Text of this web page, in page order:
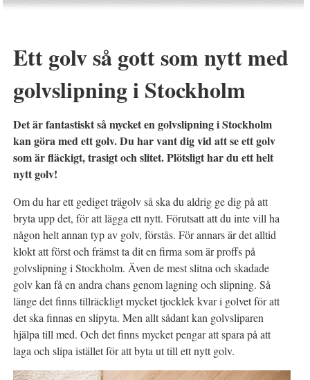
Ett golv så gott som nytt med
golvslipning i Stockholm
Det är fantastiskt så mycket en golvslipning i Stockholm
kan göra med ett golv. Du har vant dig vid att se ett golv
som är fläckigt, trasigt och slitet. Plötsligt har du ett helt
nytt golv!
Om du har ett gediget trägolv så ska du aldrig ge dig på att
bryta upp det, för att lägga ett nytt. Förutsatt att du inte vill ha
någon helt annan typ av golv, förstås. För annars är det alltid
klokt att först och främst ta dit en firma som är proffs på
golvslipning i Stockholm. Även de mest slitna och skadade
golv kan få en andra chans genom lagning och slipning. Så
länge det finns tillräckligt mycket tjocklek kvar i golvet för att
det ska finnas en slipyta. Men allt sådant kan golvsliparen
hjälpa till med. Och det finns mycket pengar att spara på att
laga och slipa istället för att byta ut till ett nytt golv.